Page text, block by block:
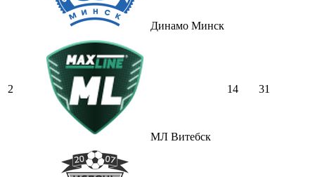
Динамо Минск
2
МЛ Витебск
14 31